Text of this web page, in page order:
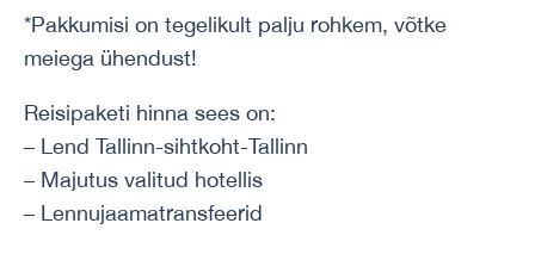
*Pakkumisi on tegelikult palju rohkem, võtke
meiega ühendust!
Reisipaketi hinna sees on:
– Lend Tallinn-sihtkoht-Tallinn
– Majutus valitud hotellis
– Lennujaamatransfeerid